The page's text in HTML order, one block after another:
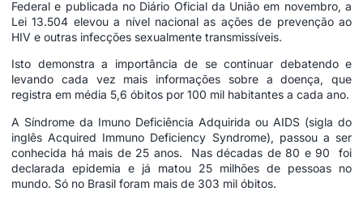
Federal e publicada no Diário Oficial da União em novembro, a
Lei 13.504 elevou a nível nacional as ações de prevenção ao
HIV e outras infecções sexualmente transmissíveis.
Isto demonstra a importância de se continuar debatendo e
levando cada vez mais informações sobre a doença, que
registra em média 5,6 óbitos por 100 mil habitantes a cada ano.
A Síndrome da Imuno Deficiência Adquirida ou AIDS (sigla do
inglês Acquired Immuno Deficiency Syndrome), passou a ser
conhecida há mais de 25 anos. Nas décadas de 80 e 90 foi
declarada epidemia e já matou 25 milhões de pessoas no
mundo. Só no Brasil foram mais de 303 mil óbitos.